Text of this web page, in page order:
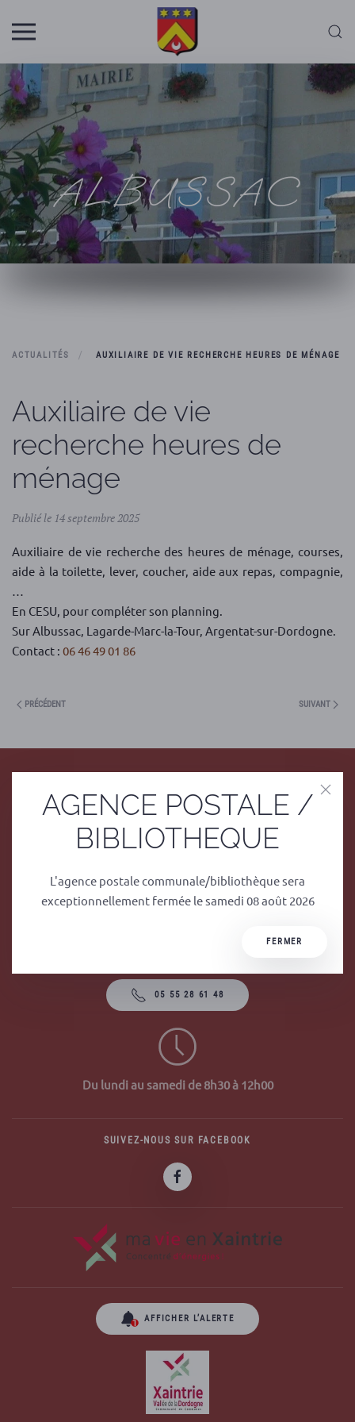
Skip to main content
ALBUSSAC
ACTUALITÉS AUXILIAIRE DE VIE RECHERCHE HEURES DE MÉNAGE
Auxiliaire de vie
recherche heures de
ménage
Publié le 14 septembre 2025
Auxiliaire de vie recherche des heures de ménage, courses,
aide à la toilette, lever, coucher, aide aux repas, compagnie,
…
En CESU, pour compléter son planning.
Sur Albussac, Lagarde-Marc-la-Tour, Argentat-sur-Dordogne.
Contact : 06 46 49 01 86
PRÉCÉDENT SUIVANT
Mairie
05 55 28 61 48
Du lundi au samedi de 8h30 à 12h00
SUIVEZ-NOUS SUR FACEBOOK
AFFICHER L’ALERTE
AGENCE POSTALE /
BIBLIOTHEQUE
L'agence postale communale/bibliothèque sera
exceptionnellement fermée le samedi 08 août 2026
FERMER